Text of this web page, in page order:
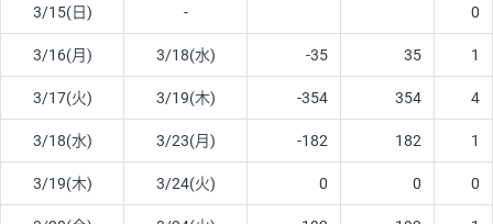
3/15(日) - 0
3/16(月) 3/18(水) -35 35 1
3/17(火) 3/19(木) -354 354 4
3/18(水) 3/23(月) -182 182 1
3/19(木) 3/24(火) 0 0 0